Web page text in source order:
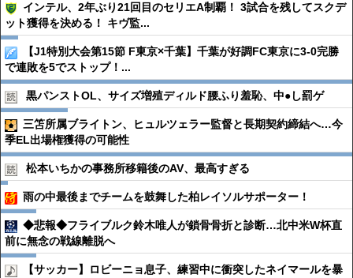
インテル、2年ぶり21回目のセリエA制覇！ 3試合を残してスクデ
ット獲得を決める！ キヴ監...
【J1特別大会第15節 F東京×千葉】千葉が好調FC東京に3-0完勝
で連敗を5でストップ！...
黒パンストOL、サイズ増殖ディルド腰ふり羞恥、中●︎し罰ゲ
三笘所属ブライトン、ヒュルツェラー監督と長期契約締結へ…今
季EL出場権獲得の可能性
松本いちかの事務所移籍後のAV、最高すぎる
雨の中最後までチームを鼓舞した柏レイソルサポーター！
◆悲報◆フライブルク鈴木唯人が鎖骨骨折と診断…北中米W杯直
前に無念の戦線離脱へ
【サッカー】ロビーニョ息子、練習中に衝突したネイマールを暴